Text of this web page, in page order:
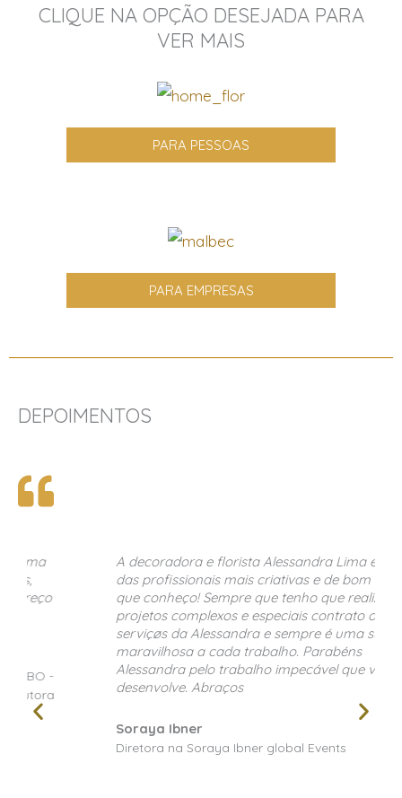
CLIQUE NA OPÇÃO DESEJADA PARA
VER MAIS
PARA PESSOAS
PARA EMPRESAS
DEPOIMENTOS
A decoradora e florista Alessandra Lima é uma
das profissionais mais criativas e de bom gosto
que conheço! Sempre que tenho que realizar
projetos complexos e especiais contrato os
serviçøs da Alessandra e sempre é uma surpresa
maravilhosa a cada trabalho. Parabéns
Alessandra pelo trabalho impecável que você
desenvolve. Abraços
Soraya Ibner
Diretora na Soraya Ibner global Events